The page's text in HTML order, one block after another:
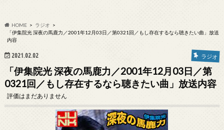
HOME
ラジオ
「伊集院光 深夜の馬鹿力／2001年12月03日／第0321回／もし存在するなら聴きたい曲」放送
内容
2021.02.02 ラジオ
「伊集院光 深夜の馬鹿力／2001年12月03日／第
0321回／もし存在するなら聴きたい曲」放送内容
評価はまだありません